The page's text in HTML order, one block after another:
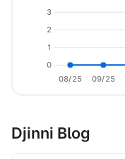
08/25 09/25
0
1
2
3
Djinni Blog